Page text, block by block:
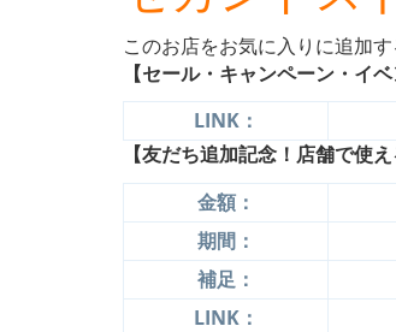
このお店をお気に入りに追加す
【セール・キャンペーン・イ
LINK：
【友だち追加記念！店舗で使
金額：
期間：
補足：
LINK：